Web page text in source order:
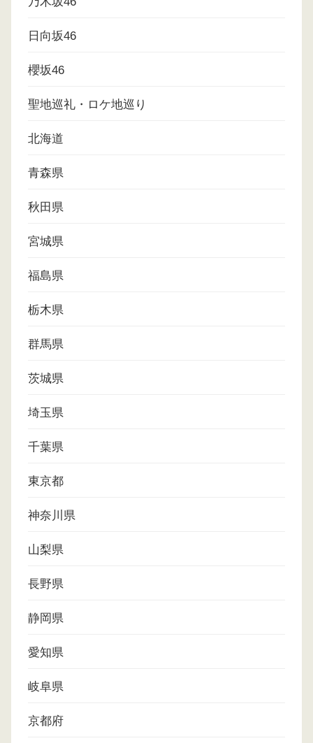
日向坂46
櫻坂46
聖地巡礼・ロケ地巡り
北海道
青森県
秋田県
宮城県
福島県
栃木県
群馬県
茨城県
埼玉県
千葉県
東京都
神奈川県
山梨県
長野県
静岡県
愛知県
岐阜県
京都府